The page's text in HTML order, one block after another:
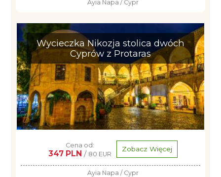
Ayia Napa / Cypr
Wycieczka Nikozja stolica dwóch
Cyprów z Protaras
Cena od:
347 PLN / 80 EUR
Zobacz Więcej
Ayia Napa / Cypr